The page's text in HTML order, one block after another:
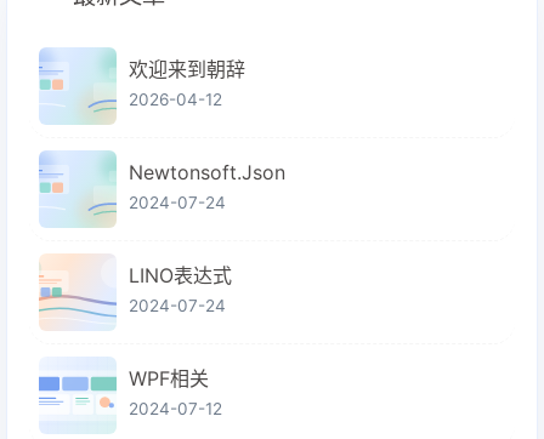
欢迎来到朝辞
2026-04-12
Newtonsoft.Json
2024-07-24
LINO表达式
2024-07-24
WPF相关
2024-07-12